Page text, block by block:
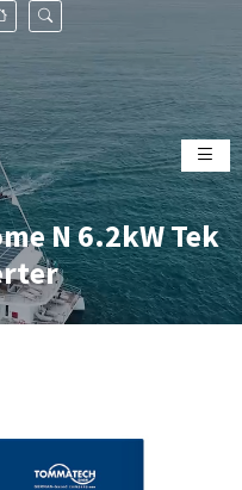
N 6.2kW Tek